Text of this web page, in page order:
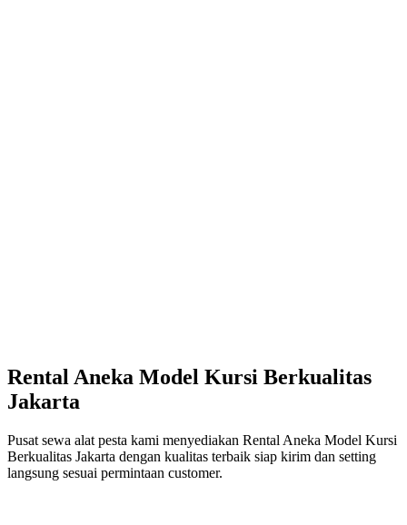
Rental Aneka Model Kursi Berkualitas
Jakarta
Pusat sewa alat pesta kami menyediakan Rental Aneka Model Kursi
Berkualitas Jakarta dengan kualitas terbaik siap kirim dan setting
langsung sesuai permintaan customer.